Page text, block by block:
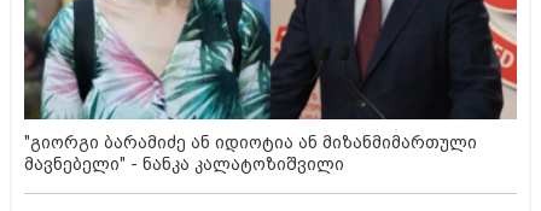
"გიორგი ბარამიძე ან იდიოტია ან მიზანმიმართული
მავნებელი" - ნანკა კალატოზიშვილი